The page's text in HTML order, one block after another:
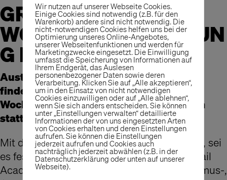
GROSSE W
OCHENBESPRECHUNG
MIT FRÜHSTÜCK
Austausch ist uns wichtig. Regelmäßig
findet bei uns im Loft die große
Wochenbesprechung im gesamten Team
statt.
Mit dabei sind alle Mitarbeiter und Kollegen, sei
es fest oder frei, nah oder fern von The Retail
Academy und The Store Designers. Bei Humus-,
Wir nutzen auf unserer Webseite Cookies.
Einige Cookies sind notwendig (z.B. für den
Warenkorb) andere sind nicht notwendig. Die
nicht-notwendigen Cookies helfen uns bei der
Optimierung unseres Online-Angebotes,
unserer Webseitenfunktionen und werden für
Marketingzwecke eingesetzt. Die Einwilligung
umfasst die Speicherung von Informationen auf
Ihrem Endgerät, das Auslesen
personenbezogener Daten sowie deren
Verarbeitung. Klicken Sie auf „Alle akzeptieren“,
um in den Einsatz von nicht notwendigen
Cookies einzuwilligen oder auf „Alle ablehnen“,
wenn Sie sich anders entscheiden. Sie können
unter „Einstellungen verwalten“ detaillierte
Informationen der von uns eingesetzten Arten
von Cookies erhalten und deren Einstellungen
aufrufen. Sie können die Einstellungen
jederzeit aufrufen und Cookies auch
nachträglich jederzeit abwählen (z.B. in der
Datenschutzerklärung oder unten auf unserer
Webseite).